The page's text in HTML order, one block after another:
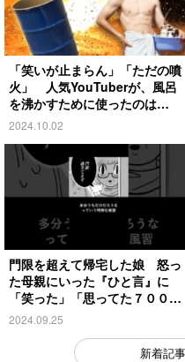
「笑いが止まらん」「ただの噴
火」 人気YouTuberが、風呂
を沸かすために使ったのは…
2024.10.02
門限を超えて帰宅した娘 怒っ
た母親にいった『ひと言』に
「笑った」「思ってた７００倍
特殊」
2024.09.25
新着記